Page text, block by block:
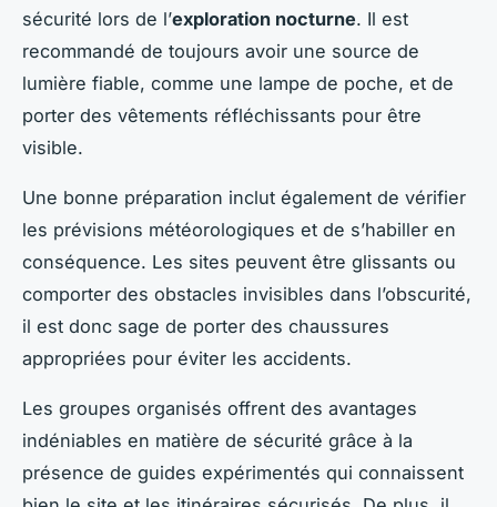
sécurité lors de l’exploration nocturne. Il est
recommandé de toujours avoir une source de
lumière fiable, comme une lampe de poche, et de
porter des vêtements réfléchissants pour être
visible.
Une bonne préparation inclut également de vérifier
les prévisions météorologiques et de s’habiller en
conséquence. Les sites peuvent être glissants ou
comporter des obstacles invisibles dans l’obscurité,
il est donc sage de porter des chaussures
appropriées pour éviter les accidents.
Les groupes organisés offrent des avantages
indéniables en matière de sécurité grâce à la
présence de guides expérimentés qui connaissent